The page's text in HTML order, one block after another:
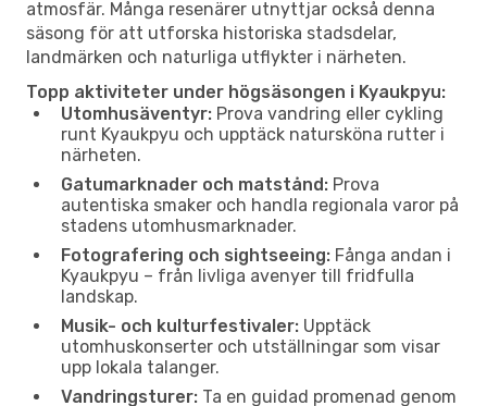
atmosfär. Många resenärer utnyttjar också denna
säsong för att utforska historiska stadsdelar,
landmärken och naturliga utflykter i närheten.
Topp aktiviteter under högsäsongen i Kyaukpyu:
Utomhusäventyr: Prova vandring eller cykling
runt Kyaukpyu och upptäck natursköna rutter i
närheten.
Gatumarknader och matstånd: Prova
autentiska smaker och handla regionala varor på
stadens utomhusmarknader.
Fotografering och sightseeing: Fånga andan i
Kyaukpyu – från livliga avenyer till fridfulla
landskap.
Musik- och kulturfestivaler: Upptäck
utomhuskonserter och utställningar som visar
upp lokala talanger.
Vandringsturer: Ta en guidad promenad genom